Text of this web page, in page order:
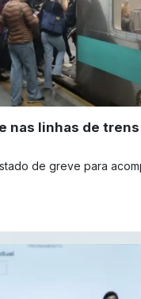
nas linhas de trens
de greve para